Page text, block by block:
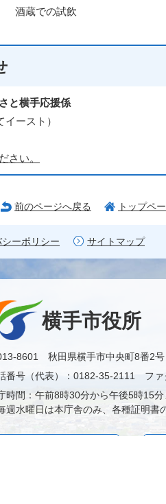
酒蔵での試飲
と横手応援係
ースト）
さい。
前のページへ戻る トップペ
ーポリシー サイトマップ
横手市役所
8601 秋田県横手市中央町8番2号
番号（代表）：0182-35-2111 ファ
時間：午前8時30分から午後5時15分
毎週水曜日は本庁舎のみ、各種証明書